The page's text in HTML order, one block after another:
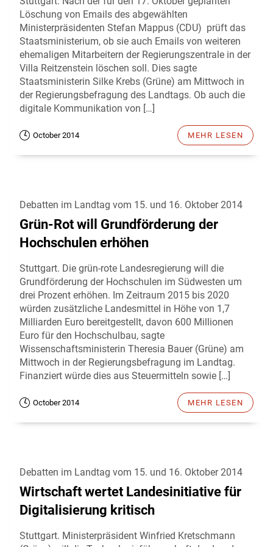
Löschung von Emails des abgewählten
Ministerpräsidenten Stefan Mappus (CDU) prüft das
Staatsministerium, ob sie auch Emails von weiteren
ehemaligen Mitarbeitern der Regierungszentrale in der
Villa Reitzenstein löschen soll. Dies sagte
Staatsministerin Silke Krebs (Grüne) am Mittwoch in
der Regierungsbefragung des Landtags. Ob auch die
digitale Kommunikation von […]
October 2014 MEHR LESEN
Debatten im Landtag vom 15. und 16. Oktober 2014
Grün-Rot will Grundförderung der
Hochschulen erhöhen
Stuttgart. Die grün-rote Landesregierung will die
Grundförderung der Hochschulen im Südwesten um
drei Prozent erhöhen. Im Zeitraum 2015 bis 2020
würden zusätzliche Landesmittel in Höhe von 1,7
Milliarden Euro bereitgestellt, davon 600 Millionen
Euro für den Hochschulbau, sagte
Wissenschaftsministerin Theresia Bauer (Grüne) am
Mittwoch in der Regierungsbefragung im Landtag.
Finanziert würde dies aus Steuermitteln sowie […]
October 2014 MEHR LESEN
Debatten im Landtag vom 15. und 16. Oktober 2014
Wirtschaft wertet Landesinitiative für
Digitalisierung kritisch
Stuttgart. Ministerpräsident Winfried Kretschmann